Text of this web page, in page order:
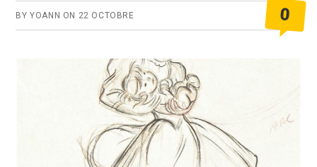
BYYOANN ON 22 OCTOBRE 0